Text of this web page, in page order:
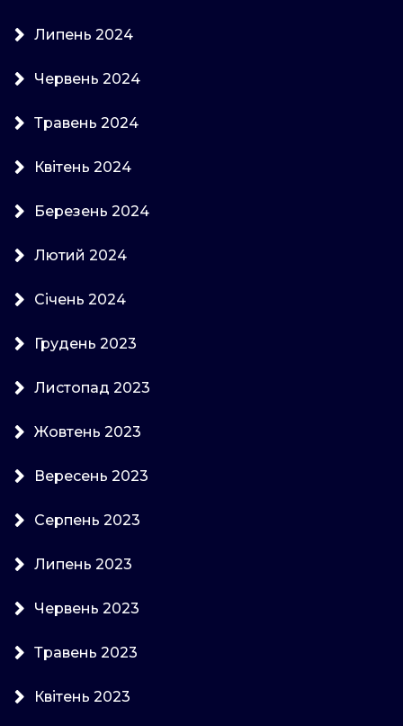
Липень 2024
Червень 2024
Травень 2024
Квітень 2024
Березень 2024
Лютий 2024
Січень 2024
Грудень 2023
Листопад 2023
Жовтень 2023
Вересень 2023
Серпень 2023
Липень 2023
Червень 2023
Травень 2023
Квітень 2023